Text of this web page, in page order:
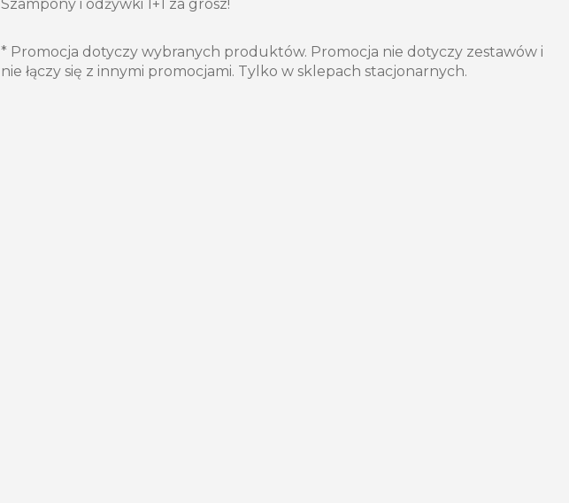
Szampony i odżywki 1+1 za grosz!
* Promocja dotyczy wybranych produktów. Promocja nie dotyczy zestawów i
nie łączy się z innymi promocjami. Tylko w sklepach stacjonarnych.